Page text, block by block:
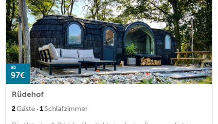
ab
97€
Rüdehof
2Gäste · 1Schlafzimmer